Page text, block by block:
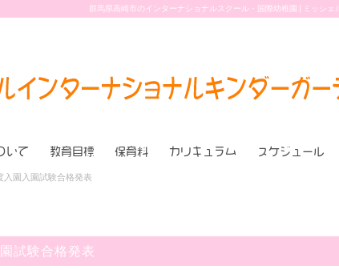
群馬県高崎市のインターナショナルスクール・国際幼稚園 | ミッシ
いて 教育目標 保育料 カリキュラム スケジュール
入園入園試験合格発表
試験合格発表